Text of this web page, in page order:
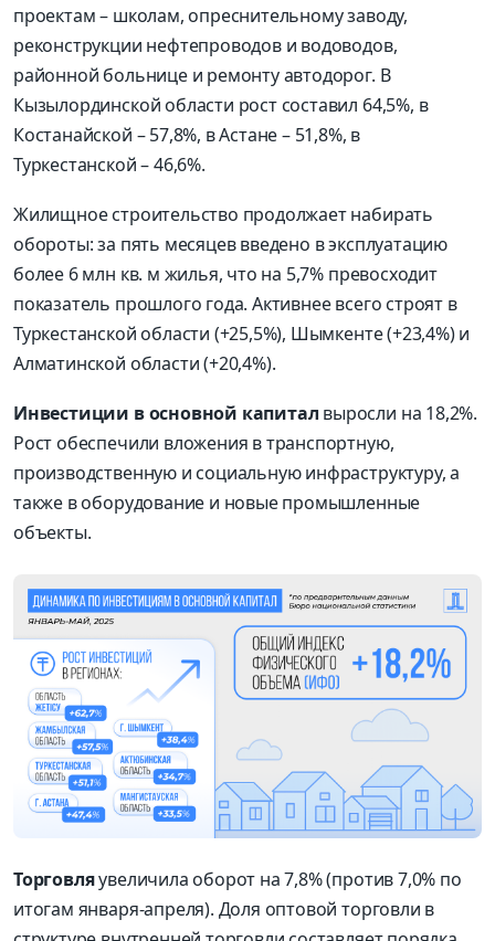
проектам – школам, опреснительному заводу,
реконструкции нефтепроводов и водоводов,
районной больнице и ремонту автодорог. В
Кызылординской области рост составил 64,5%, в
Костанайской – 57,8%, в Астане – 51,8%, в
Туркестанской – 46,6%.
Жилищное строительство продолжает набирать
обороты: за пять месяцев введено в эксплуатацию
более 6 млн кв. м жилья, что на 5,7% превосходит
показатель прошлого года. Активнее всего строят в
Туркестанской области (+25,5%), Шымкенте (+23,4%) и
Алматинской области (+20,4%).
Инвестиции в основной капитал выросли на 18,2%.
Рост обеспечили вложения в транспортную,
производственную и социальную инфраструктуру, а
также в оборудование и новые промышленные
объекты.
Торговляувеличила оборот на 7,8% (против 7,0% по
итогам января-апреля). Доля оптовой торговли в